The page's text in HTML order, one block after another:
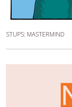
STUPS: MASTERMIND